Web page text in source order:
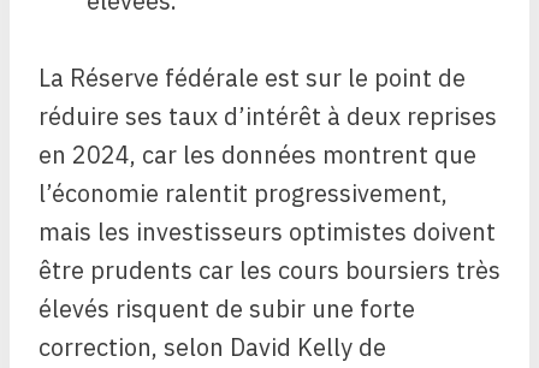
La Réserve fédérale est sur le point de
réduire ses taux d’intérêt à deux reprises
en 2024, car les données montrent que
l’économie ralentit progressivement,
mais les investisseurs optimistes doivent
être prudents car les cours boursiers très
élevés risquent de subir une forte
correction, selon David Kelly de